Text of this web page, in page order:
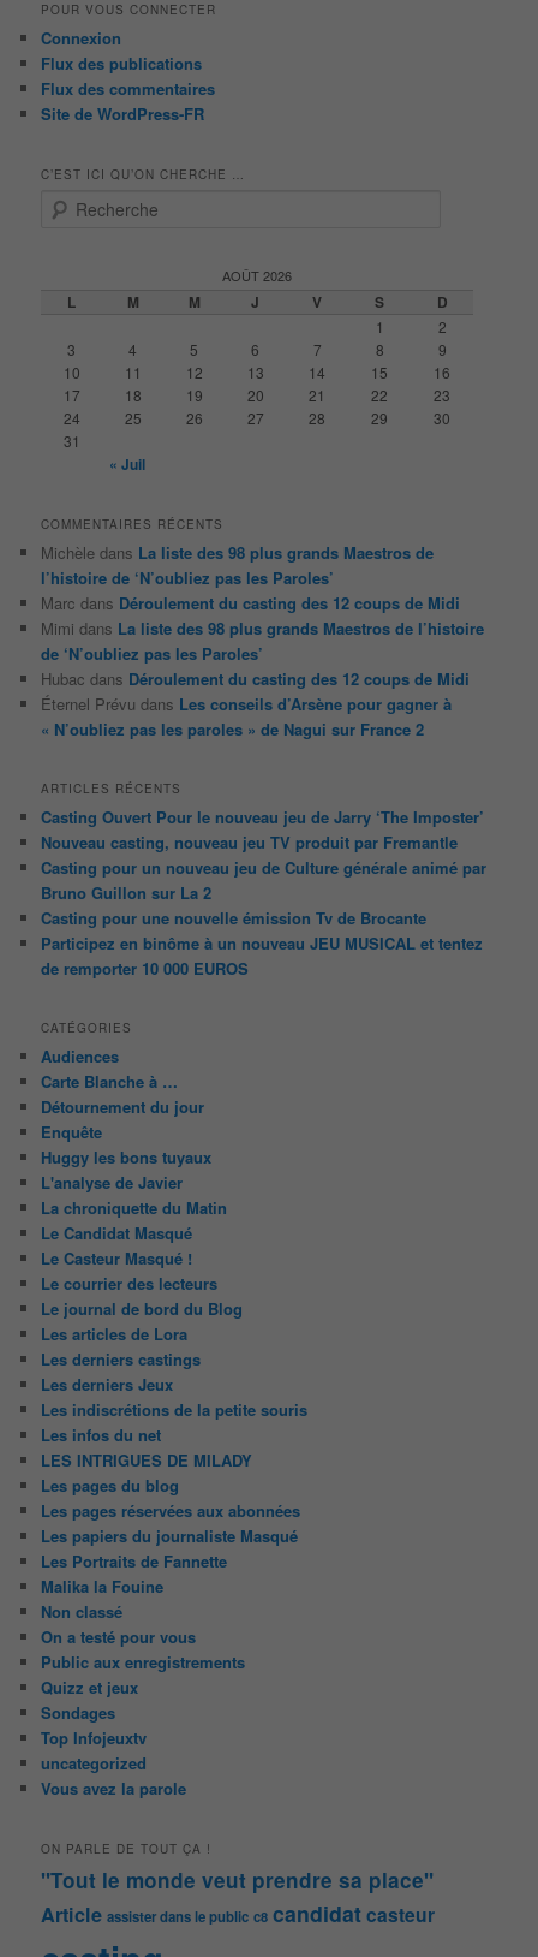
POUR VOUS CONNECTER
Connexion
Flux des publications
Flux des commentaires
Site de WordPress-FR
C’EST ICI QU’ON CHERCHE …
AOÛT 2026
L M M J V S D
1
2
3
4 5 6 7 8
9
10
11 12 13 14 15
16
17
18 19 20 21 22
23
24
25 26 27 28 29
30
31
« Juil
COMMENTAIRES RÉCENTS
Michèle dans La liste des 98 plus grands Maestros de
l’histoire de ‘N’oubliez pas les Paroles’
Marc dans Déroulement du casting des 12 coups de Midi
Mimi dans La liste des 98 plus grands Maestros de l’histoire
de ‘N’oubliez pas les Paroles’
Hubac dans Déroulement du casting des 12 coups de Midi
Éternel Prévu dans Les conseils d’Arsène pour gagner à
« N’oubliez pas les paroles » de Nagui sur France 2
ARTICLES RÉCENTS
Casting Ouvert Pour le nouveau jeu de Jarry ‘The Imposter’
Nouveau casting, nouveau jeu TV produit par Fremantle
Casting pour un nouveau jeu de Culture générale animé par
Bruno Guillon sur La 2
Casting pour une nouvelle émission Tv de Brocante
Participez en binôme à un nouveau JEU MUSICAL et tentez
de remporter 10 000 EUROS
CATÉGORIES
Audiences
Carte Blanche à …
Détournement du jour
Enquête
Huggy les bons tuyaux
L'analyse de Javier
La chroniquette du Matin
Le Candidat Masqué
Le Casteur Masqué !
Le courrier des lecteurs
Le journal de bord du Blog
Les articles de Lora
Les derniers castings
Les derniers Jeux
Les indiscrétions de la petite souris
Les infos du net
LES INTRIGUES DE MILADY
Les pages du blog
Les pages réservées aux abonnées
Les papiers du journaliste Masqué
Les Portraits de Fannette
Malika la Fouine
Non classé
On a testé pour vous
Public aux enregistrements
Quizz et jeux
Sondages
Top Infojeuxtv
uncategorized
Vous avez la parole
ON PARLE DE TOUT ÇA !
"Tout le monde veut prendre sa place"
Article assister dans le public c8 candidatcasteur